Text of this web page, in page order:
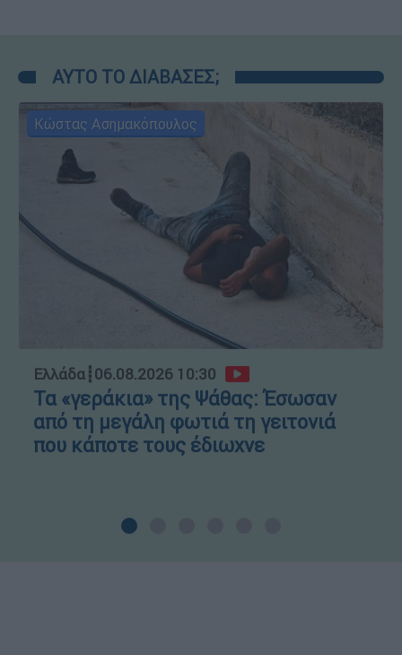
ΑΥΤΟ ΤΟ ΔΙΑΒΑΣΕΣ;
Κώστας Ασημακόπουλος
Ελλάδα┋06.08.2026 10:30
Τα «γεράκια» της Ψάθας: Έσωσαν
από τη μεγάλη φωτιά τη γειτονιά
που κάποτε τους έδιωχνε